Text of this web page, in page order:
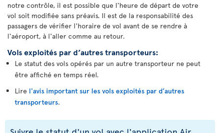
notre contrôle, il est possible que l'heure de départ de votre
vol soit modifiée sans préavis. Il est de la responsabilité des
passagers de vérifier l'horaire de vol avant de se rendre à
l'aéroport, à l'aller comme au retour.
Vols exploités par d’autres transporteurs:
Le statut des vols opérés par un autre transporteur ne peut
être affiché en temps réel.
Lire l'avis important sur les vols exploités par d’autres
transporteurs.